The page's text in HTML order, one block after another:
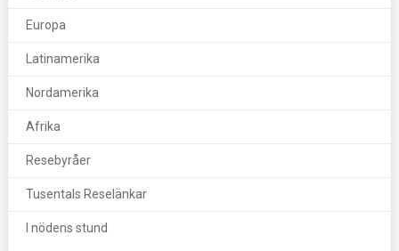
Europa
Latinamerika
Nordamerika
Afrika
Resebyråer
Tusentals Reselänkar
I nödens stund